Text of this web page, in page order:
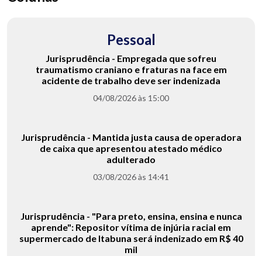
Pessoal
Jurisprudência - Empregada que sofreu
traumatismo craniano e fraturas na face em
acidente de trabalho deve ser indenizada
04/08/2026 às 15:00
Jurisprudência - Mantida justa causa de operadora
de caixa que apresentou atestado médico
adulterado
03/08/2026 às 14:41
Jurisprudência - "Para preto, ensina, ensina e nunca
aprende": Repositor vítima de injúria racial em
supermercado de Itabuna será indenizado em R$ 40
mil